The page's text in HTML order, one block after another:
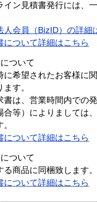
ン見積書発行には、
人会員（BizID）の詳細
について詳細はこちら
ついて
に希望されたお客様に
す。
書は、営業時間内での
合等）によりましては
について詳細はこちら
ついて
る商品に同梱致します。
について詳細はこちら